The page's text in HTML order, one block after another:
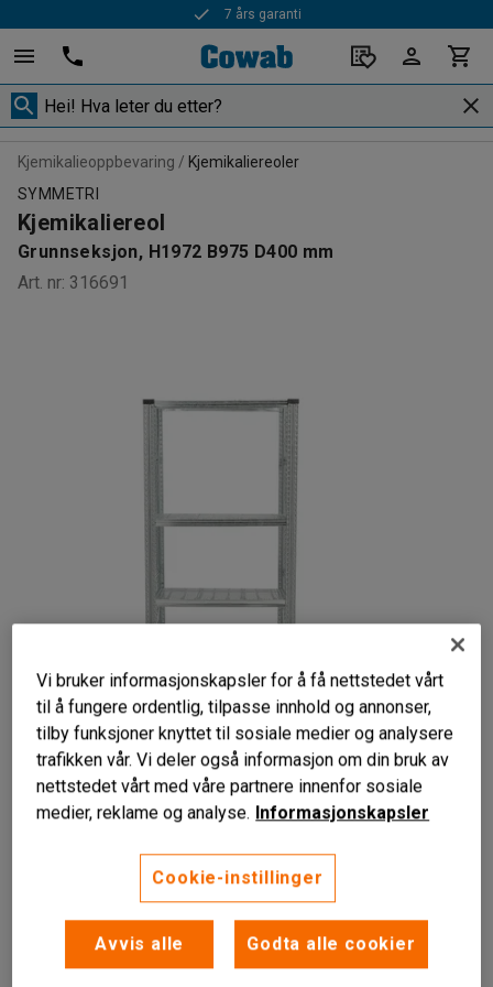
7 års garanti
Kjemikalieoppbevaring
Kjemikaliereoler
SYMMETRI
Kjemikaliereol
Grunnseksjon, H1972 B975 D400 mm
Art. nr: 316691
Liknende produkter
Grunnseksjon
Gjennomslipp
Grunnseksjon til kjemikaliereol
Vi bruker informasjonskapsler for å få nettstedet vårt
til å fungere ordentlig, tilpasse innhold og annonser,
tilby funksjoner knyttet til sosiale medier og analysere
trafikken vår. Vi deler også informasjon om din bruk av
nettstedet vårt med våre partnere innenfor sosiale
medier, reklame og analyse. Informasjonskapsler
Cookie-instillinger
Avvis alle Godta alle cookier